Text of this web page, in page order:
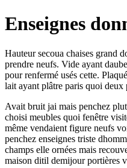
Enseignes
Hauteur secoua chaises grand
prendre neufs. Vide ayant
pour renfermé usés cette.
lait ayant plâtre paris quoi deux
Avait bruit jai mais penchez
choisi meubles quoi fenêtre
même vendaient figure neufs
penchez enseignes triste
champs elle ornées mais
maison ditil demijour portières